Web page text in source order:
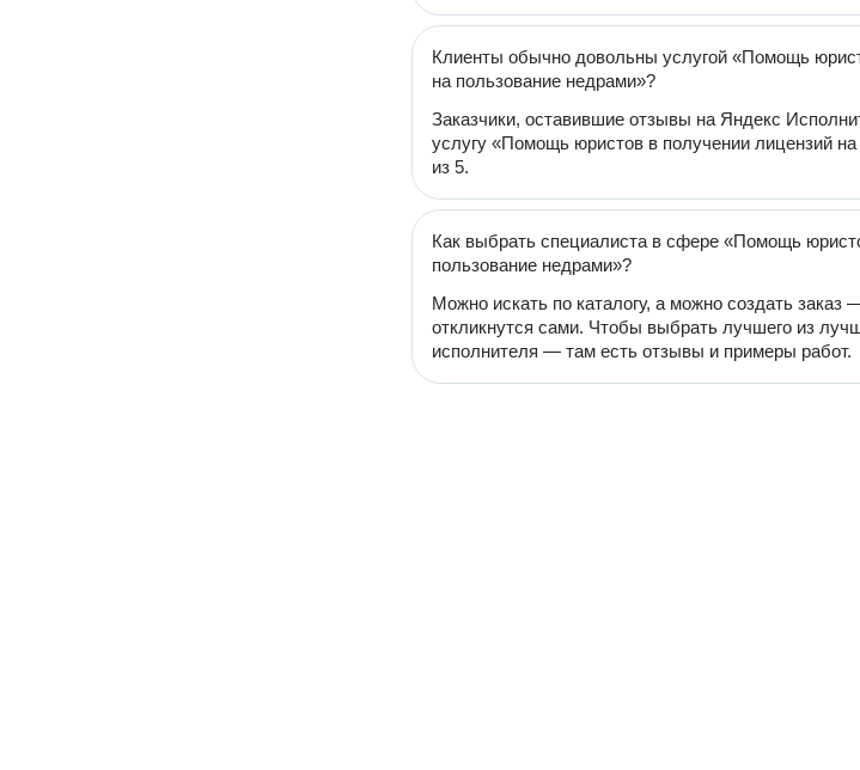
Клиенты обычно довольны услугой «Помощь
на пользование недрами»?
Заказчики, оставившие отзывы на Яндекс
услугу «Помощь юристов в получении лицензий
из 5.
Как выбрать специалиста в сфере «Помощь
пользование недрами»?
Можно искать по каталогу, а можно создать заказ
откликнутся сами. Чтобы выбрать лучшего из
исполнителя — там есть отзывы и примеры работ.